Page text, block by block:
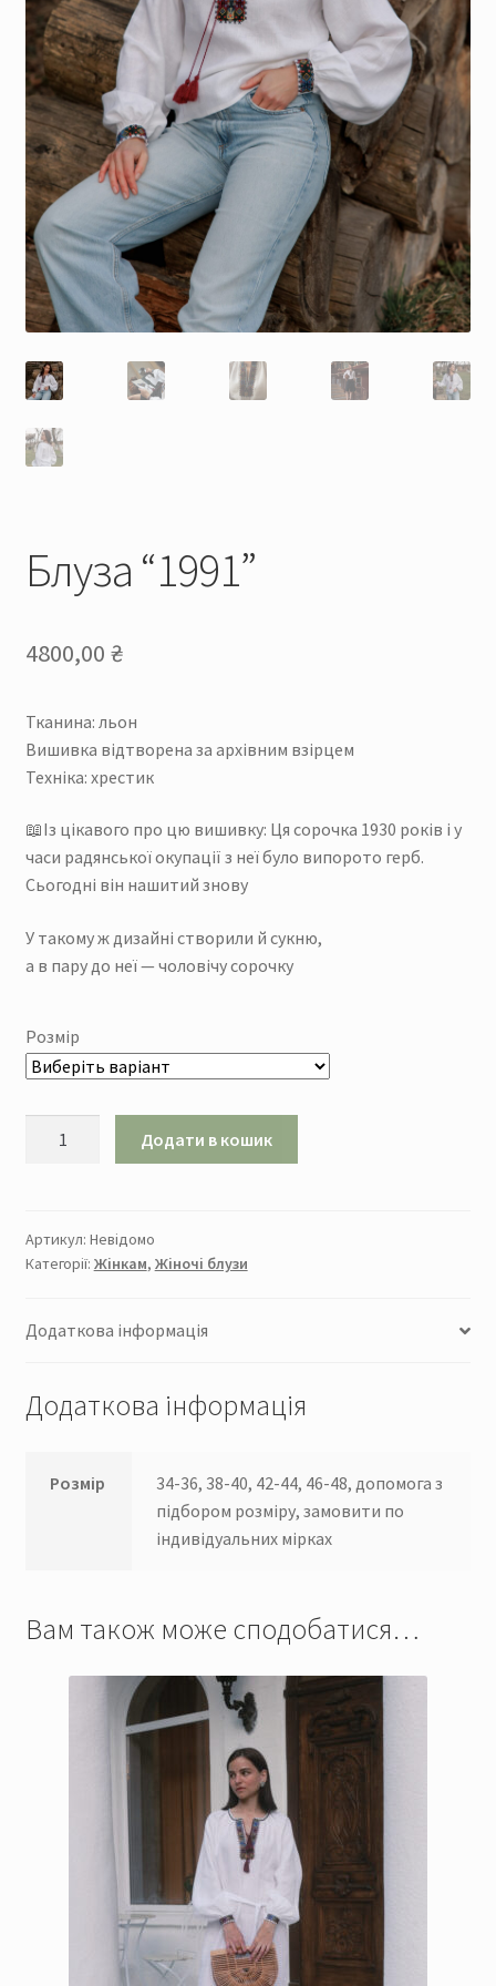
Блуза “1991”
4800,00 ₴
Тканина: льон
Вишивка відтворена за архівним взірцем
Техніка: хрестик
📖Із цікавого про цю вишивку: Ця сорочка 1930 років і у
часи радянської окупації з неї було випорото герб.
Сьогодні він нашитий знову
У такому ж дизайні створили й сукню,
а в пару до неї — чоловічу сорочку
Розмір
Додати в кошик
Артикул: Невідомо
Категорії: Жінкам, Жіночі блузи
Додаткова інформація
Додаткова інформація
Розмір
34-36, 38-40, 42-44, 46-48, допомога з
підбором розміру, замовити по
індивідуальних мірках
Вам також може сподобатися…